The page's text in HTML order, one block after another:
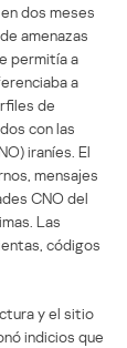
dos meses
amenazas
permitía a
a
de
con las
iraníes. El
mensajes
CNO del
Las
códigos
y el sitio
indicios que